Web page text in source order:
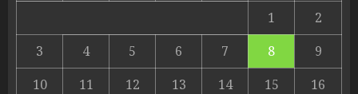
1
2
3
4 5 6 7 8
9
10
11 12 13 14 15
16